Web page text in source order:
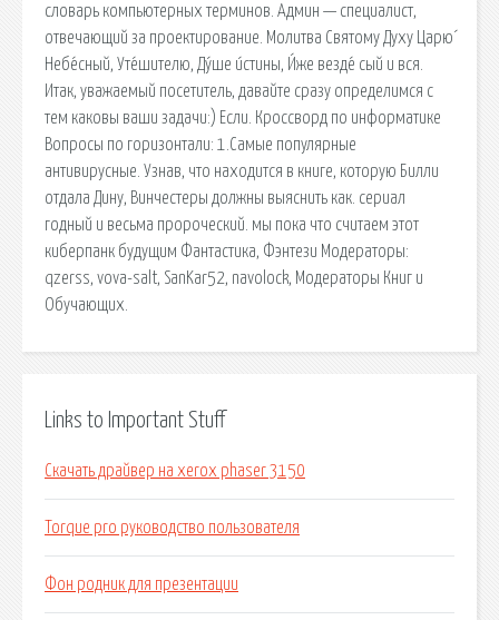
словарь компьютерных терминов. Админ — специалист,
отвечающий за проектирование. Молитва Святому Духу Царю́
Небе́сный, Уте́шителю, Ду́ше и́стины, И́же везде́ сый и вся.
Итак, уважаемый посетитель, давайте сразу определимся с
тем каковы ваши задачи:) Если. Кроссворд по информатике
Вопросы по горизонтали: 1.Самые популярные
антивирусные. Узнав, что находится в книге, которую Билли
отдала Дину, Винчестеры должны выяснить как. сериал
годный и весьма пророческий. мы пока что считаем этот
киберпанк будущим Фантастика, Фэнтези Модераторы:
qzerss, vova-salt, SanKar52, navolock, Модераторы Книг и
Обучающих.
Links to Important Stuff
Скачать драйвер на xerox phaser 3150
Torque pro руководство пользователя
Фон родник для презентации